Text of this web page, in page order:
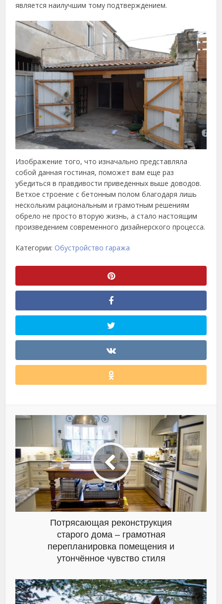
является наилучшим тому подтверждением.
Изображение того, что изначально представляла
собой данная гостиная, поможет вам еще раз
убедиться в правдивости приведенных выше доводов.
Ветхое строение с бетонным полом благодаря лишь
нескольким рациональным и грамотным решениям
обрело не просто вторую жизнь, а стало настоящим
произведением современного дизайнерского процесса.
Категории: Обустройство гаража
Потрясающая реконструкция
старого дома – грамотная
перепланировка помещения и
утончённое чувство стиля